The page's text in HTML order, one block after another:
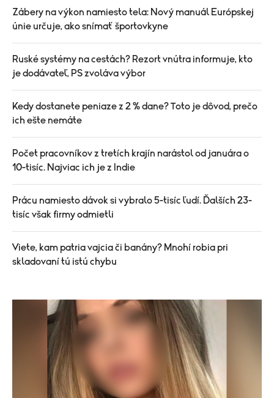
Zábery na výkon namiesto tela: Nový manuál Európskej
únie určuje, ako snímať športovkyne
Ruské systémy na cestách? Rezort vnútra informuje, kto
je dodávateľ, PS zvoláva výbor
Kedy dostanete peniaze z 2 % dane? Toto je dôvod, prečo
ich ešte nemáte
Počet pracovníkov z tretích krajín narástol od januára o
10-tisíc. Najviac ich je z Indie
Prácu namiesto dávok si vybralo 5-tisíc ľudí. Ďalších 23-
tisíc však firmy odmietli
Viete, kam patria vajcia či banány? Mnohí robia pri
skladovaní tú istú chybu